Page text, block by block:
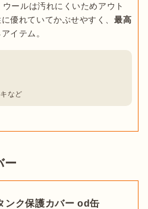
ールは汚れにくいためアウト
優れていてかぶせやすく、 最高
など
ー
ンク保護カバー od缶